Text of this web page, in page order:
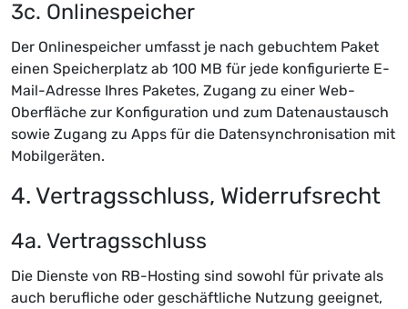
3c. Onlinespeicher
Der Onlinespeicher umfasst je nach gebuchtem Paket
einen Speicherplatz ab 100 MB für jede konfigurierte E-
Mail-Adresse Ihres Paketes, Zugang zu einer Web-
Oberfläche zur Konfiguration und zum Datenaustausch
sowie Zugang zu Apps für die Datensynchronisation mit
Mobilgeräten.
4. Vertragsschluss, Widerrufsrecht
4a. Vertragsschluss
Die Dienste von RB-Hosting sind sowohl für private als
auch berufliche oder geschäftliche Nutzung geeignet,